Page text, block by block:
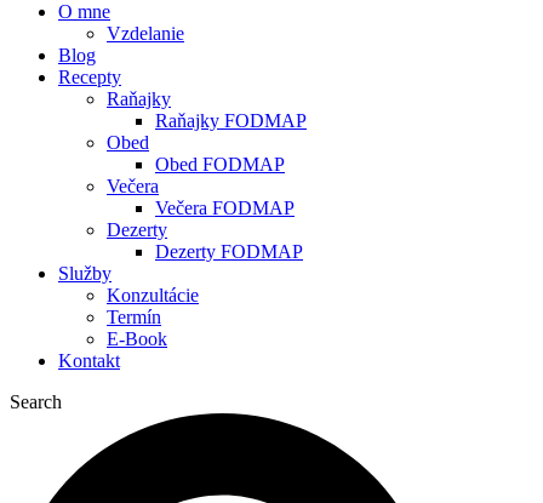
O mne
Vzdelanie
Blog
Recepty
Raňajky
Raňajky FODMAP
Obed
Obed FODMAP
Večera
Večera FODMAP
Dezerty
Dezerty FODMAP
Služby
Konzultácie
Termín
E-Book
Kontakt
Search